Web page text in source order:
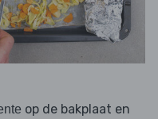
op de bakplaat en